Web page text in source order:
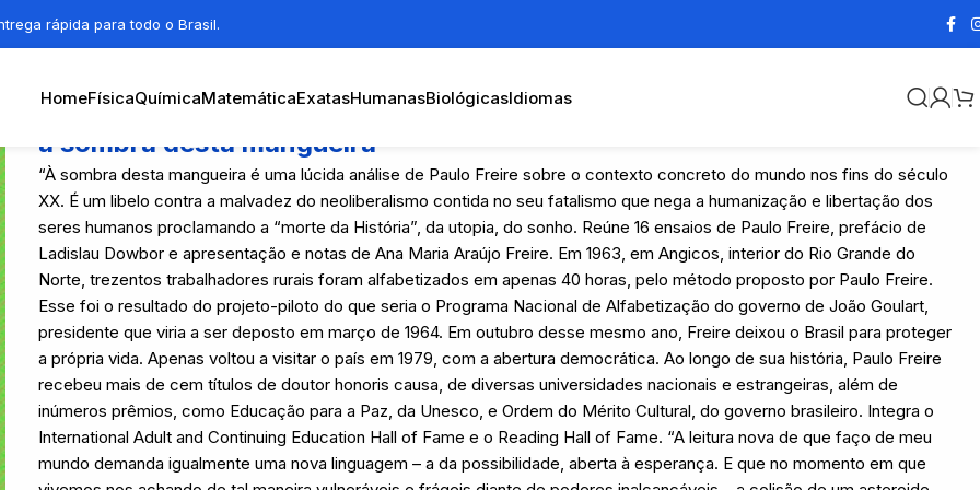
rápida para todo o Brasil.
HomeFísicaQuímicaMatemáticaExatasHumanasBiológicasIdiomas
à sombra desta mangueira
“À sombra desta mangueira é uma lúcida análise de Paulo Freire sobre o contexto concreto do mundo nos fins do século
XX. É um libelo contra a malvadez do neoliberalismo contida no seu fatalismo que nega a humanização e libertação dos
seres humanos proclamando a “morte da História”, da utopia, do sonho. Reúne 16 ensaios de Paulo Freire, prefácio de
Ladislau Dowbor e apresentação e notas de Ana Maria Araújo Freire. Em 1963, em Angicos, interior do Rio Grande do
Norte, trezentos trabalhadores rurais foram alfabetizados em apenas 40 horas, pelo método proposto por Paulo Freire.
Esse foi o resultado do projeto-piloto do que seria o Programa Nacional de Alfabetização do governo de João Goulart,
presidente que viria a ser deposto em março de 1964. Em outubro desse mesmo ano, Freire deixou o Brasil para proteger
a própria vida. Apenas voltou a visitar o país em 1979, com a abertura democrática. Ao longo de sua história, Paulo Freire
recebeu mais de cem títulos de doutor honoris causa, de diversas universidades nacionais e estrangeiras, além de
inúmeros prêmios, como Educação para a Paz, da Unesco, e Ordem do Mérito Cultural, do governo brasileiro. Integra o
International Adult and Continuing Education Hall of Fame e o Reading Hall of Fame. “A leitura nova de que faço de meu
mundo demanda igualmente uma nova linguagem – a da possibilidade, aberta à esperança. E que no momento em que